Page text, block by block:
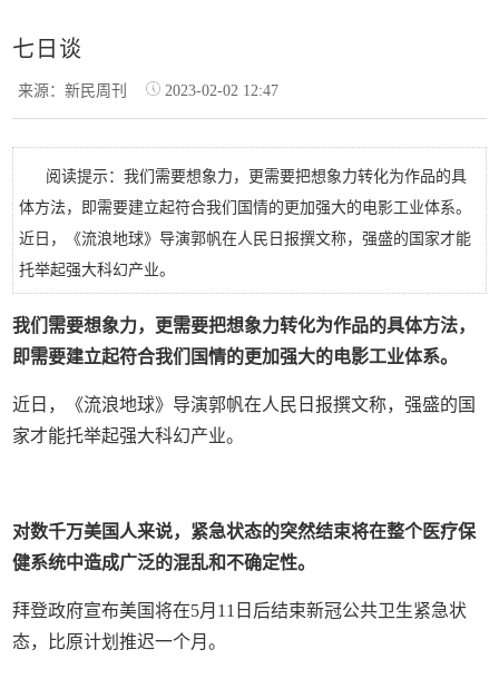
七日谈
来源：新民周刊 2023-02-02 12:47
阅读提示：我们需要想象力，更需要把想象力转化为作品的具
体方法，即需要建立起符合我们国情的更加强大的电影工业体系。
近日，《流浪地球》导演郭帆在人民日报撰文称，强盛的国家才能
托举起强大科幻产业。
我们需要想象力，更需要把想象力转化为作品的具体方法，
即需要建立起符合我们国情的更加强大的电影工业体系。
近日，《流浪地球》导演郭帆在人民日报撰文称，强盛的国
家才能托举起强大科幻产业。
对数千万美国人来说，紧急状态的突然结束将在整个医疗保
健系统中造成广泛的混乱和不确定性。
拜登政府宣布美国将在5月11日后结束新冠公共卫生紧急状
态，比原计划推迟一个月。